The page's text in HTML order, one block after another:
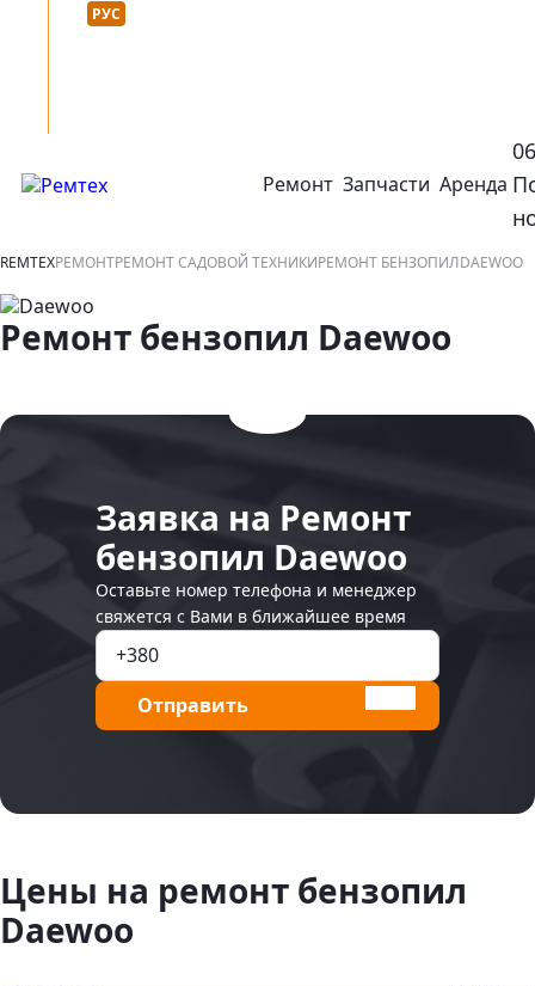
Язык сайта :
РУС
открыть или закрыть навигационное меню
Ремонт Запчасти Аренда
REMTEXРЕМОНТРЕМОНТ САДОВОЙ ТЕХНИКИРЕМОНТ БЕНЗОПИЛDAEWOO
Ремонт бензопил Daewoo
Заявка на Ремонт
бензопил Daewoo
Оставьте номер телефона и менеджер
свяжется с Вами в ближайшее время
Отправить
Цены на ремонт бензопил
Daewoo